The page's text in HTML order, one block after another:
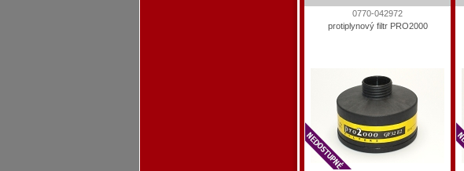
0770-042972
protiplynový filtr PRO2000